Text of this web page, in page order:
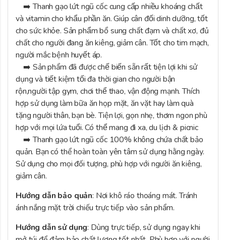
➡️ Thanh gạo lứt ngũ cốc cung cấp nhiều khoáng chất
và vitamin cho khẩu phần ăn. Giúp cân đối dinh dưỡng, tốt
cho sức khỏe. Sản phẩm bổ sung chất đạm và chất xơ, đủ
chất cho người đang ăn kiêng, giảm cân. Tốt cho tim mạch,
người mắc bệnh huyết áp.
➡️ Sản phẩm đã được chế biến sẵn rất tiện lợi khi sử
dụng và tiết kiệm tối đa thời gian cho người bận
rộn,người tập gym, chơi thể thao, vận động mạnh. Thích
hợp sử dụng làm bữa ăn họp mặt, ăn vặt hay làm quà
tặng người thân, bạn bè. Tiện lợi, gọn nhẹ, thơm ngon phù
hợp với mọi lứa tuổi. Có thể mang đi xa, du lịch & picnic
➡️ Thanh gạo lứt ngũ cốc 100% không chứa chất bảo
quản. Bạn có thể hoàn toàn yên tâm sử dụng hằng ngày.
Sử dụng cho mọi đối tượng, phù hợp với người ăn kiêng,
giảm cân.
Hướng dẫn bảo quản: Nơi khô ráo thoáng mát. Tránh
ánh nắng mặt trời chiếu trực tiếp vào sản phẩm.
Hướng dẫn sử dụng: Dùng trực tiếp, sử dụng ngay khi